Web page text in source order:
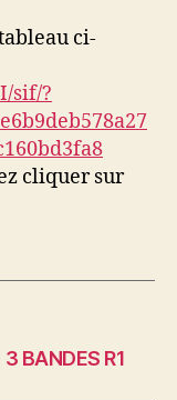
ci-
sif/?
cliquer sur
BANDES R1